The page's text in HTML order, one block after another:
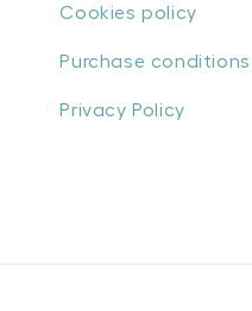
Cookies policy
Purchase conditions
Privacy Policy